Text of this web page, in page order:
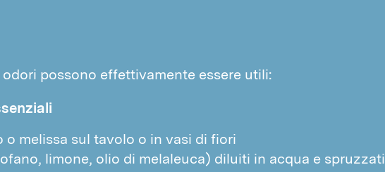
possono effettivamente essere utili:
o melissa sul tavolo o in vasi di fiori
limone, olio di melaleuca) diluiti in acqua e spruzzati